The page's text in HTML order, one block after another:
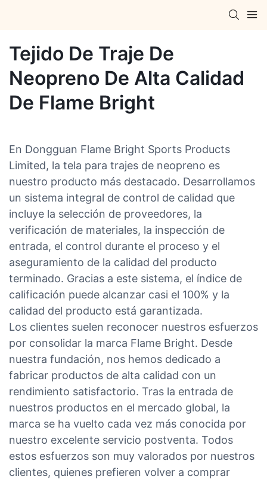
Tejido De Traje De
Neopreno De Alta Calidad
De Flame Bright
En Dongguan Flame Bright Sports Products
Limited, la tela para trajes de neopreno es
nuestro producto más destacado. Desarrollamos
un sistema integral de control de calidad que
incluye la selección de proveedores, la
verificación de materiales, la inspección de
entrada, el control durante el proceso y el
aseguramiento de la calidad del producto
terminado. Gracias a este sistema, el índice de
calificación puede alcanzar casi el 100% y la
calidad del producto está garantizada.
Los clientes suelen reconocer nuestros esfuerzos
por consolidar la marca Flame Bright. Desde
nuestra fundación, nos hemos dedicado a
fabricar productos de alta calidad con un
rendimiento satisfactorio. Tras la entrada de
nuestros productos en el mercado global, la
marca se ha vuelto cada vez más conocida por
nuestro excelente servicio postventa. Todos
estos esfuerzos son muy valorados por nuestros
clientes, quienes prefieren volver a comprar